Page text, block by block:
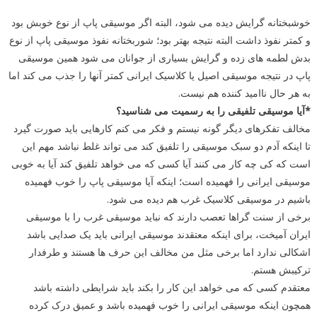
خوشبختانه گرایش دیده می شود، البته اگر موسیقی پاپ از نوع خوبش بود
و کمتر نفوذ داشت البته نتیجه بهتر بود؛ شوربختانه نفوذ موسیقی پاپ از نوع
بدش لطمه های زده و گرایش بسیاری از جوانان می شود همین موسیقی
پاپ در نتیجه موسیقی اصیل یا کلاسیک ایرانی کمتر آنها را جذب می کند اما
به هر حال ناامید کننده هم نیست.
*آیا موسیقی تلفیقی را به رسمیت می شناسید؟
مخالف تفکرهای دیگر گونه نیستم و فکر می کنم کارهایی باید صورت گیرد
تا اینکه آدم دو سبک موسیقی را تلفیق کند می تواند غلط نباشد مهم این
است که کی چه کار می کنند آیا کسی که می خواهد تلفیق کند آیا به خوبی
موسیقی ایرانی را فهمیده است؛ اینکه آیا موسیقی پاپ را خوب فهمیده
باشیم در موسیقی کلاسیک غرب هم دیده می شود.
برخی از سنت گراها تعصب دارند که نباید موسیقی غرب را با موسیقی
ایران آمیخت، برای اینکه معتقدند موسیقی ایرانی باید یک صدایی باشد
اشکالی ندارد اما برخی مثل من مخالف این حرف ها هستند و طرفدار
ترکیبش هستم.
معتقدم کسی که می خواهد این کار را بکند باید شرایطی داشته باشد
همچون اینکه موسیقی ایرانی را خوب فهمیده باشد و عمیق درک کرده